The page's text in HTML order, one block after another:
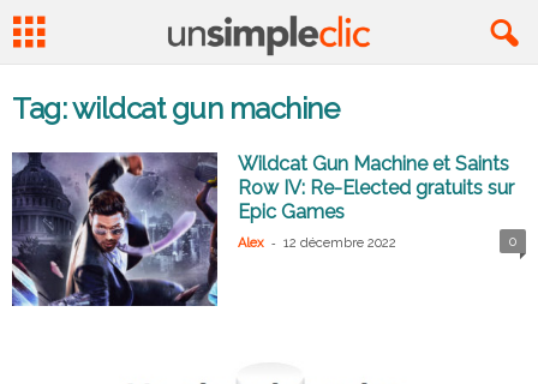
Tag: wildcat gun machine
Wildcat Gun Machine et Saints
Row IV: Re-Elected gratuits sur
Epic Games
Alex - 12 décembre 2022 0